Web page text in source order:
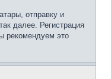
отправку и
далее. Регистрация
рекомендуем это